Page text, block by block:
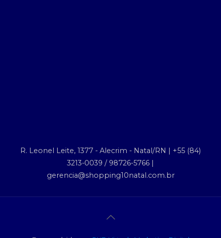
R. Leonel Leite, 1377 - Alecrim - Natal/RN | +55 (84)
3213-0039 / 98726-5766 |
gerencia@shopping10natal.com.br